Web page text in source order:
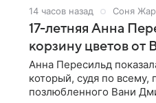
14 часов назад Соня
17-летняя Анна
корзину цветов
Анна Пересильд
который, судя по всему,
позлюбленного Вани